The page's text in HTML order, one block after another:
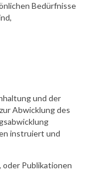
Bedürfnisse
und der
Abwicklung des
instruiert und
Publikationen